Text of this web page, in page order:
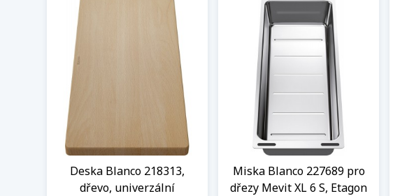
Deska Blanco 218313,
dřevo, univerzální
Miska Blanco 227689 pro
dřezy Mevit XL 6 S, Etagon